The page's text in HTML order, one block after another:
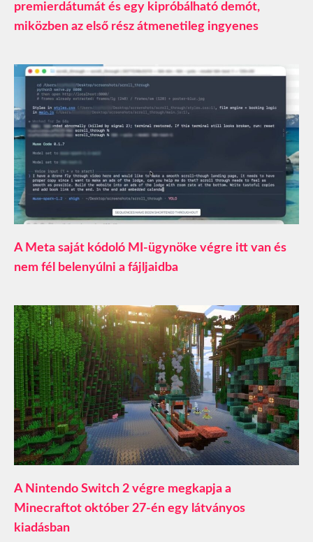
premierdátumát és egy kipróbálható demót,
miközben az első rész átmenetileg ingyenes
A Meta saját kódoló MI-ügynöke végre itt van és
nem fél belenyúlni a fájljaidba
A Nintendo Switch 2 végre megkapja a
Minecraftot október 27-én egy látványos
kiadásban